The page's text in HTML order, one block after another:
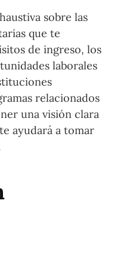
sobre las
que te
de ingreso, los
laborales
relacionados
una visión clara
ayudará a tomar